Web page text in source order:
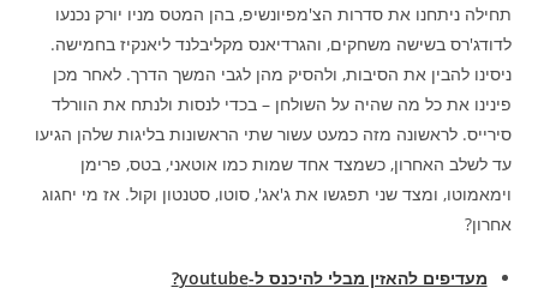
תחילה ניתחנו את סדרות הצ'מפיונשיפ, בהן המטס מניו יורק נכנעו
לדודג'רס בשישה משחקים, והגרדיאנס מקליבלנד ליאנקיז בחמישה.
ניסינו להבין את הסיבות, ולהסיק מהן לגבי המשך הדרך. לאחר מכן
פינינו את כל מה שהיה על השולחן – בכדי לנסות ולנתח את הוורלד
סירייס. לראשונה מזה כמעט עשור שתי הראשונות בליגות שלהן הגיעו
עד לשלב האחרון, כשמצד אחד שמות כמו אוטאני, בטס, פרימן
וימאמוטו, ומצד שני תפגשו את ג'אג', סוטו, סטנטון וקול. אז מי יחגוג
אחרון?
מעדיפים להאזין מבלי להיכנס ל-youtube?